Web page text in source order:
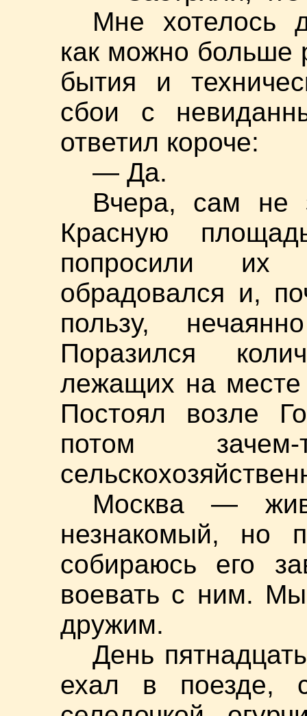
Мне хотелось
как можно больше
бытия и
сбои с
ответил короче:
— Да.
Вчера, сам не
Красную
попросили их
обрадовался и,
пользу,
Поразился
лежащих на
Постоял возле
потом
Москва —
незнакомый, но
собираюсь его
воевать с ним.
дружим.
День
ехал в поезде,